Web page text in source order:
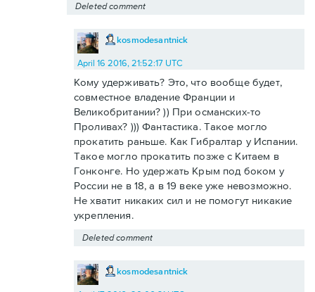
Deleted comment
kosmodesantnick
April 16 2016, 21:52:17 UTC
Кому удерживать? Это, что вообще будет,
совместное владение Франции и
Великобритании? )) При османских-то
Проливах? ))) Фантастика. Такое могло
прокатить раньше. Как Гибралтар у Испании.
Такое могло прокатить позже с Китаем в
Гонконге. Но удержать Крым под боком у
России не в 18, а в 19 веке уже невозможно.
Не хватит никаких сил и не помогут никакие
укрепления.
Deleted comment
kosmodesantnick